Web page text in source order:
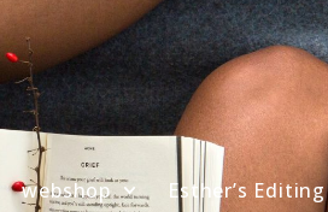
webshop Esther’s Editing